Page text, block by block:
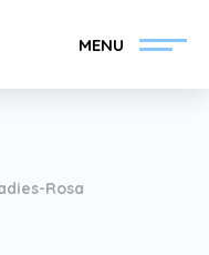
MENU
Rosa